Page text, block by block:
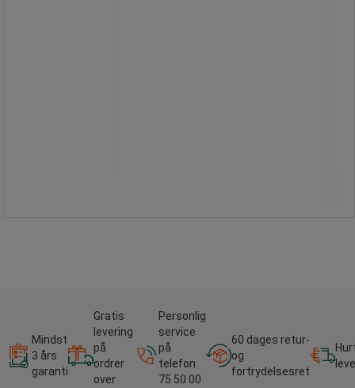
Mindst
3 års
garanti
Gratis
levering
på
ordrer
over
Personlig
service
på
telefon
75 50 00
60 dages retur-
og
fortrydelsesret